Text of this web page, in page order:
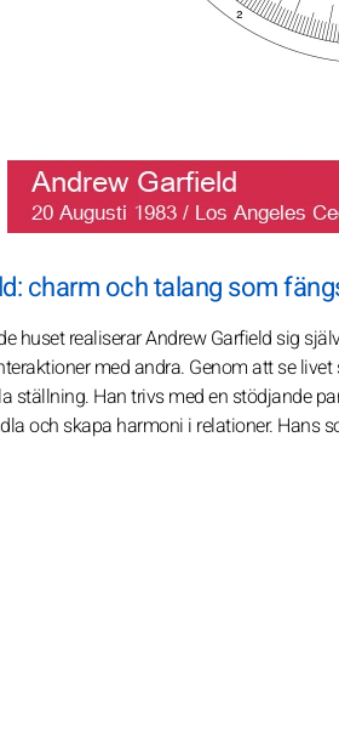
charm och talang som
huset realiserar Andrew Garfield sig
med andra. Genom att se
ställning. Han trivs med en stödjande
och skapa harmoni i relationer.